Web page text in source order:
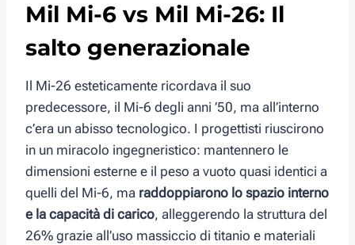
Mil Mi-6 vs Mil Mi-26: Il
salto generazionale
Il Mi-26 esteticamente ricordava il suo
predecessore, il Mi-6 degli anni ’50, ma all’interno
c’era un abisso tecnologico. I progettisti riuscirono
in un miracolo ingegneristico: mantennero le
dimensioni esterne e il peso a vuoto quasi identici a
quelli del Mi-6, ma raddoppiarono lo spazio interno
e la capacità di carico, alleggerendo la struttura del
26% grazie all’uso massiccio di titanio e materiali